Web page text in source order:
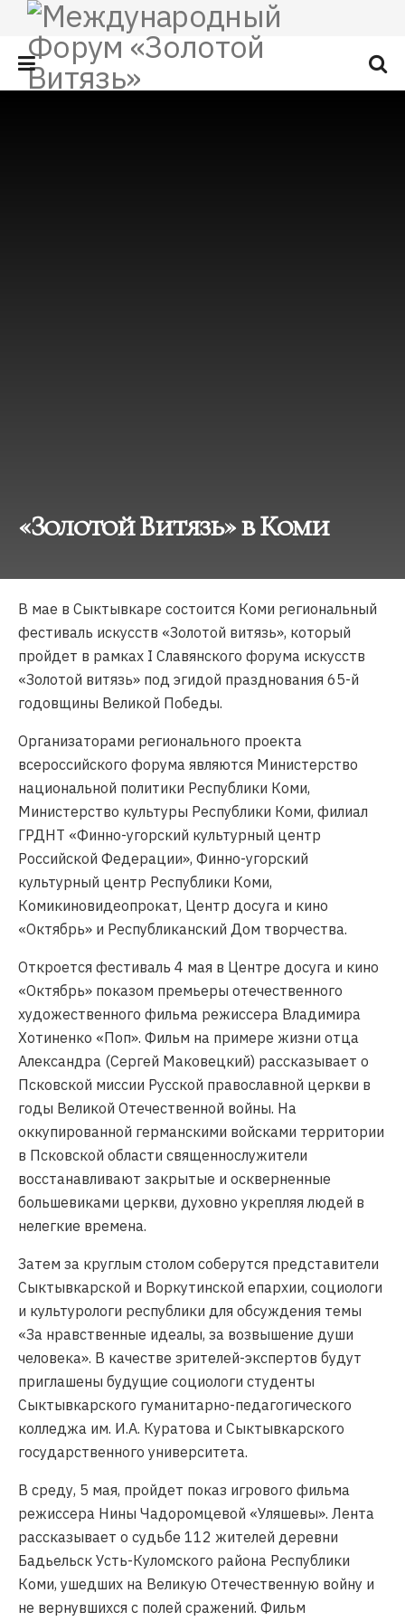
«Золотой Витязь» в Коми
В мае в Сыктывкаре состоится Коми региональный
фестиваль искусств «Золотой витязь», который
пройдет в рамках I Славянского форума искусств
«Золотой витязь» под эгидой празднования 65-й
годовщины Великой Победы.
Организаторами регионального проекта
всероссийского форума являются Министерство
национальной политики Республики Коми,
Министерство культуры Республики Коми, филиал
ГРДНТ «Финно-угорский культурный центр
Российской Федерации», Финно-угорский
культурный центр Республики Коми,
Комикиновидеопрокат, Центр досуга и кино
«Октябрь» и Республиканский Дом творчества.
Откроется фестиваль 4 мая в Центре досуга и кино
«Октябрь» показом премьеры отечественного
художественного фильма режиссера Владимира
Хотиненко «Поп». Фильм на примере жизни отца
Александра (Сергей Маковецкий) рассказывает о
Псковской миссии Русской православной церкви в
годы Великой Отечественной войны. На
оккупированной германскими войсками территории
в Псковской области священнослужители
восстанавливают закрытые и оскверненные
большевиками церкви, духовно укрепляя людей в
нелегкие времена.
Затем за круглым столом соберутся представители
Сыктывкарской и Воркутинской епархии, социологи
и культурологи республики для обсуждения темы
«За нравственные идеалы, за возвышение души
человека». В качестве зрителей-экспертов будут
приглашены будущие социологи студенты
Сыктывкарского гуманитарно-педагогического
колледжа им. И.А. Куратова и Сыктывкарского
государственного университета.
В среду, 5 мая, пройдет показ игрового фильма
режиссера Нины Чадоромцевой «Уляшевы». Лента
рассказывает о судьбе 112 жителей деревни
Бадьельск Усть-Куломского района Республики
Коми, ушедших на Великую Отечественную войну и
не вернувшихся с полей сражений. Фильм